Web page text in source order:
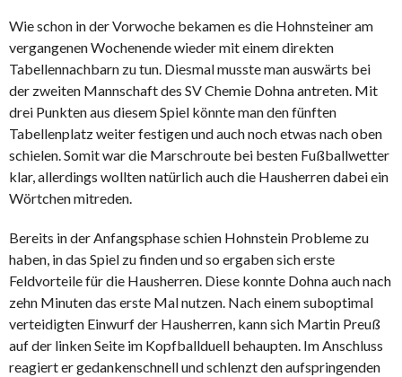
Wie schon in der Vorwoche bekamen es die Hohnsteiner am
vergangenen Wochenende wieder mit einem direkten
Tabellennachbarn zu tun. Diesmal musste man auswärts bei
der zweiten Mannschaft des SV Chemie Dohna antreten. Mit
drei Punkten aus diesem Spiel könnte man den fünften
Tabellenplatz weiter festigen und auch noch etwas nach oben
schielen. Somit war die Marschroute bei besten Fußballwetter
klar, allerdings wollten natürlich auch die Hausherren dabei ein
Wörtchen mitreden.
Bereits in der Anfangsphase schien Hohnstein Probleme zu
haben, in das Spiel zu finden und so ergaben sich erste
Feldvorteile für die Hausherren. Diese konnte Dohna auch nach
zehn Minuten das erste Mal nutzen. Nach einem suboptimal
verteidigten Einwurf der Hausherren, kann sich Martin Preuß
auf der linken Seite im Kopfballduell behaupten. Im Anschluss
reagiert er gedankenschnell und schlenzt den aufspringenden